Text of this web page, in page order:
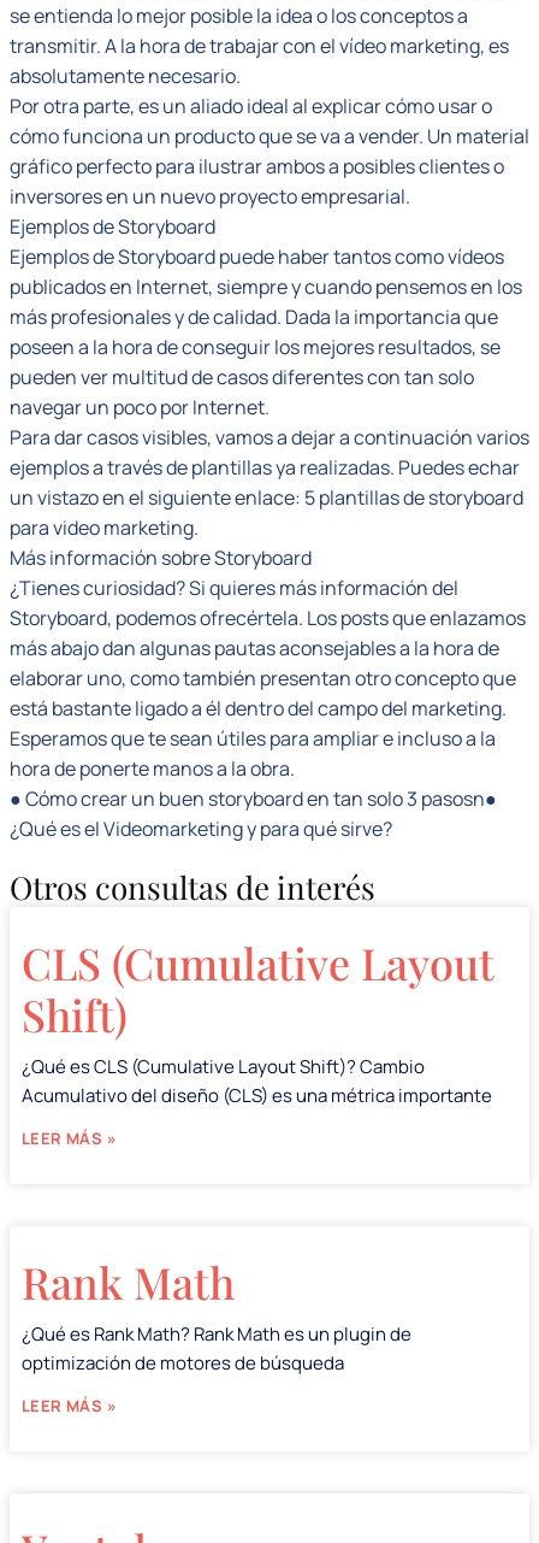
se entienda lo mejor posible la idea o los conceptos a
transmitir. A la hora de trabajar con el vídeo marketing, es
absolutamente necesario.
Por otra parte, es un aliado ideal al explicar cómo usar o
cómo funciona un producto que se va a vender. Un material
gráfico perfecto para ilustrar ambos a posibles clientes o
inversores en un nuevo proyecto empresarial.
Ejemplos de Storyboard
Ejemplos de Storyboard puede haber tantos como vídeos
publicados en Internet, siempre y cuando pensemos en los
más profesionales y de calidad. Dada la importancia que
poseen a la hora de conseguir los mejores resultados, se
pueden ver multitud de casos diferentes con tan solo
navegar un poco por Internet.
Para dar casos visibles, vamos a dejar a continuación varios
ejemplos a través de plantillas ya realizadas. Puedes echar
un vistazo en el siguiente enlace: 5 plantillas de storyboard
para video marketing.
Más información sobre Storyboard
¿Tienes curiosidad? Si quieres más información del
Storyboard, podemos ofrecértela. Los posts que enlazamos
más abajo dan algunas pautas aconsejables a la hora de
elaborar uno, como también presentan otro concepto que
está bastante ligado a él dentro del campo del marketing.
Esperamos que te sean útiles para ampliar e incluso a la
hora de ponerte manos a la obra.
● Cómo crear un buen storyboard en tan solo 3 pasosn●
¿Qué es el Videomarketing y para qué sirve?
Otros consultas de interés
CLS (Cumulative Layout
Shift)
¿Qué es CLS (Cumulative Layout Shift)? Cambio
Acumulativo del diseño (CLS) es una métrica importante
LEER MÁS »
Rank Math
¿Qué es Rank Math? Rank Math es un plugin de
optimización de motores de búsqueda
LEER MÁS »